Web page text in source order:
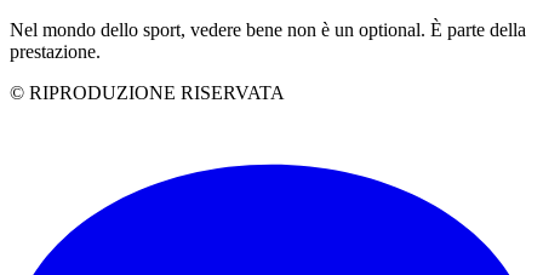
Nel mondo dello sport, vedere bene non è un optional. È parte della
prestazione.
© RIPRODUZIONE RISERVATA